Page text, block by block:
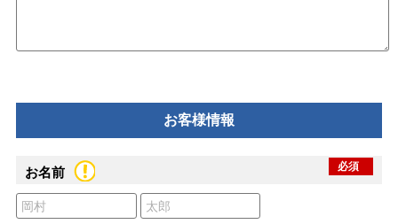
お客様情報
お名前 必須